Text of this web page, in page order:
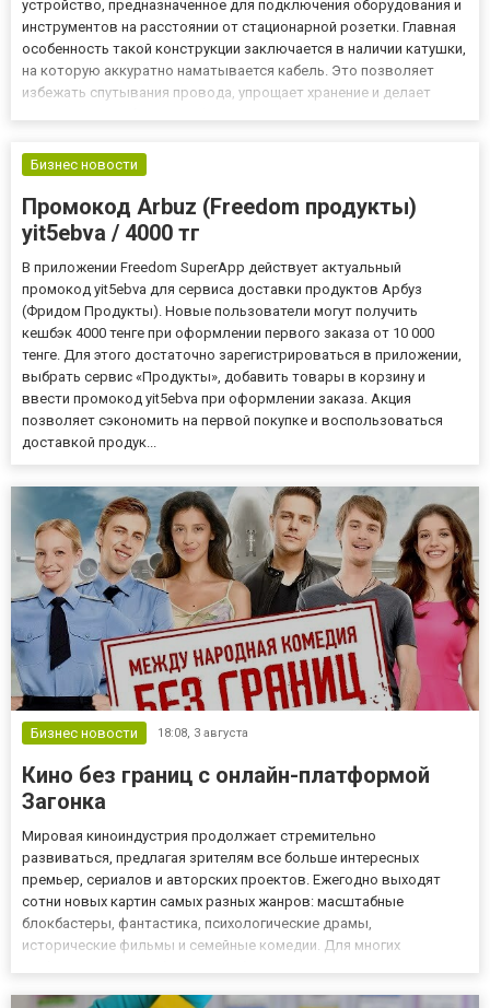
устройство, предназначенное для подключения оборудования и
инструментов на расстоянии от стационарной розетки. Главная
особенность такой конструкции заключается в наличии катушки,
на которую аккуратно наматывается кабель. Это позволяет
избежать спутывания провода, упрощает хранение и делает
Бизнес новости
Промокод Arbuz (Freedom продукты)
yit5ebva / 4000 тг
В приложении Freedom SuperApp действует актуальный
промокод yit5ebva для сервиса доставки продуктов Арбуз
(Фридом Продукты). Новые пользователи могут получить
кешбэк 4000 тенге при оформлении первого заказа от 10 000
тенге. Для этого достаточно зарегистрироваться в приложении,
выбрать сервис «Продукты», добавить товары в корзину и
ввести промокод yit5ebva при оформлении заказа. Акция
позволяет сэкономить на первой покупке и воспользоваться
доставкой продук...
Бизнес новости 18:08, 3 августа
Кино без границ с онлайн-платформой
Загонка
Мировая киноиндустрия продолжает стремительно
развиваться, предлагая зрителям все больше интересных
премьер, сериалов и авторских проектов. Ежегодно выходят
сотни новых картин самых разных жанров: масштабные
блокбастеры, фантастика, психологические драмы,
исторические фильмы и семейные комедии. Для многих